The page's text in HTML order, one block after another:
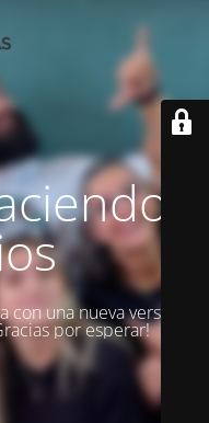
una nueva versión.
por esperar!